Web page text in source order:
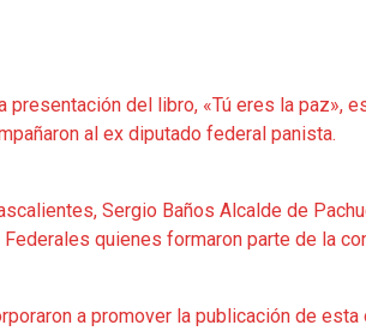
del libro, «Tú eres la
al ex diputado federal panista.
Sergio Baños Alcalde de
quienes formaron parte de la
a promover la publicación de